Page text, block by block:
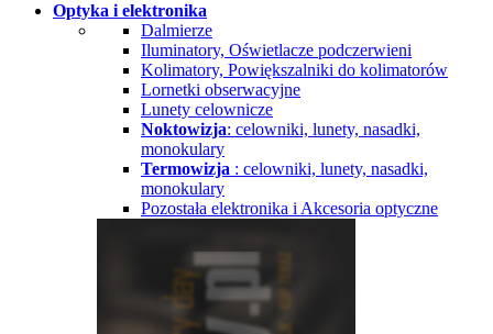
Optyka i elektronika
Dalmierze
Iluminatory, Oświetlacze podczerwieni
Kolimatory, Powiększalniki do kolimatorów
Lornetki obserwacyjne
Lunety celownicze
Noktowizja: celowniki, lunety, nasadki,
monokulary
Termowizja : celowniki, lunety, nasadki,
monokulary
Pozostała elektronika i Akcesoria optyczne